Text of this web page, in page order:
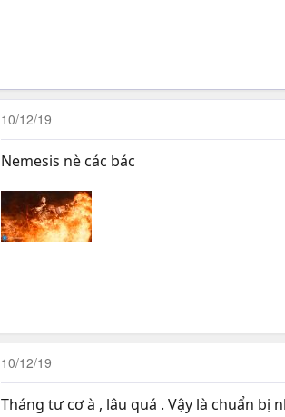
10/12/19
Nemesis nè các bác
10/12/19
Tháng tư cơ à , lâu quá . Vậy là chuẩn bị